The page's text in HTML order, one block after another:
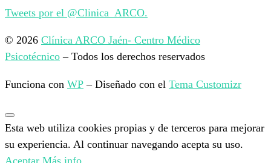
Tweets por el @Clinica_ARCO.
© 2026 Clínica ARCO Jaén- Centro Médico
Psicotécnico – Todos los derechos reservados
Funciona con WP – Diseñado con el Tema Customizr
Esta web utiliza cookies propias y de terceros para mejorar
su experiencia. Al continuar navegando acepta su uso.
Aceptar Más info